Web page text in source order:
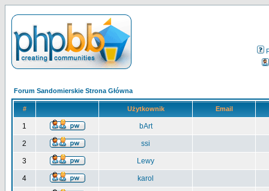
Forum Sandomierskie Strona Główna
# Użytkownik Email
1 bArt
2 ssi
3 Lewy
4 karol